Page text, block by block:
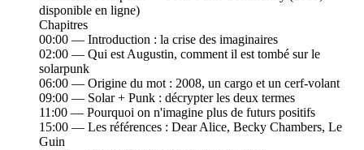
disponible en ligne)
Chapitres
00:00 — Introduction : la crise des imaginaires
02:00 — Qui est Augustin, comment il est tombé sur le
solarpunk
06:00 — Origine du mot : 2008, un cargo et un cerf-volant
09:00 — Solar + Punk : décrypter les deux termes
11:00 — Pourquoi on n'imagine plus de futurs positifs
15:00 — Les références : Dear Alice, Becky Chambers, Le
Guin